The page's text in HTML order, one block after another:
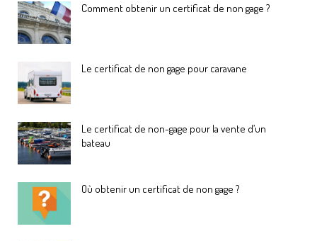
Comment obtenir un certificat de non gage ?
Le certificat de non gage pour caravane
Le certificat de non-gage pour la vente d’un
bateau
Où obtenir un certificat de non gage ?